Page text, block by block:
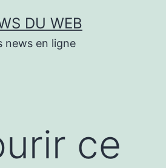
DU WEB
news en ligne
ce